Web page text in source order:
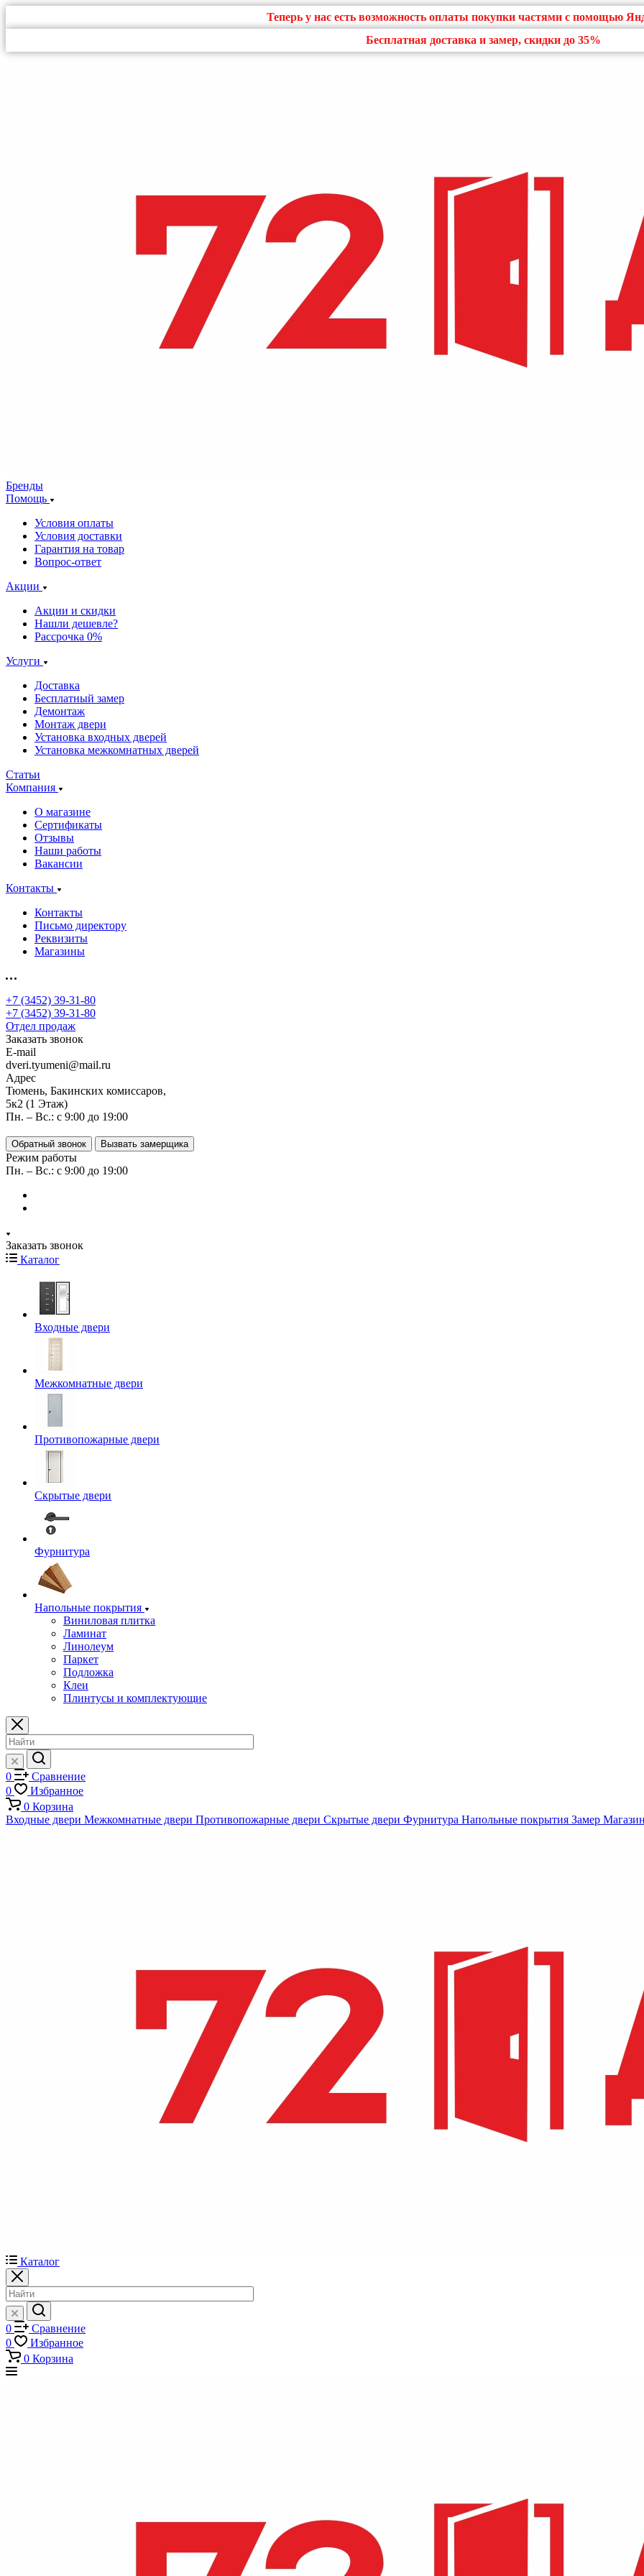
Теперь у нас есть возможность оплаты покупки частями с помощью
Бесплатная доставка и замер, скидки до 35%
Бренды
Помощь
Условия оплаты
Условия доставки
Гарантия на товар
Вопрос-ответ
Акции
Акции и скидки
Нашли дешевле?
Рассрочка 0%
Услуги
Доставка
Бесплатный замер
Демонтаж
Монтаж двери
Установка входных дверей
Установка межкомнатных дверей
Статьи
Компания
О магазине
Сертификаты
Отзывы
Наши работы
Вакансии
Контакты
Контакты
Письмо директору
Реквизиты
Магазины
+7 (3452) 39-31-80
+7 (3452) 39-31-80
Отдел продаж
Заказать звонок
E-mail
dveri.tyumeni@mail.ru
Адрес
Тюмень, Бакинских комиссаров,
5к2 (1 Этаж)
Пн. – Вс.: с 9:00 до 19:00
Обратный звонок Вызвать замерщика
Режим работы
Пн. – Вс.: с 9:00 до 19:00
Заказать звонок
Каталог
Входные двери
Межкомнатные двери
Противопожарные двери
Скрытые двери
Фурнитура
Напольные покрытия
Виниловая плитка
Ламинат
Линолеум
Паркет
Подложка
Клеи
Плинтусы и комплектующие
0
Сравнение
0
Избранное
0 Корзина
Входные двери Межкомнатные двери Противопожарные двери Скрытые двери Фурнитура Напольные покрытия Замер
Каталог
0
Сравнение
0
Избранное
0 Корзина